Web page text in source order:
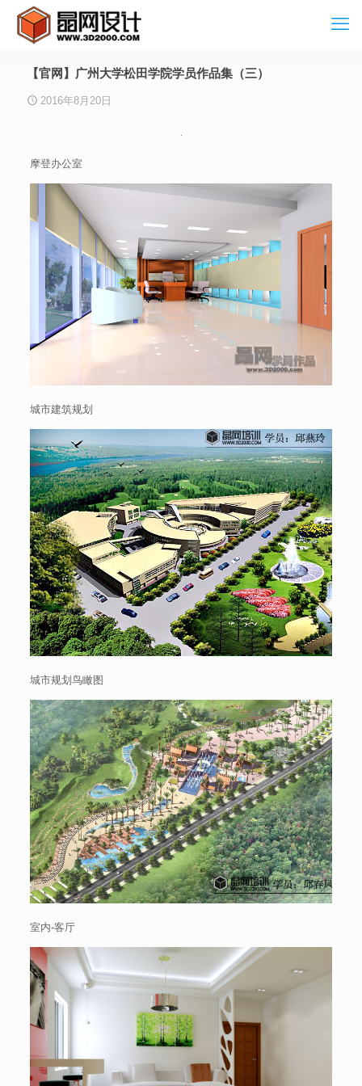
【官网】广州大学松田学院学员作品集（三）
2016年8月20日
摩登办公室
城市建筑规划
城市规划鸟瞰图
室内-客厅